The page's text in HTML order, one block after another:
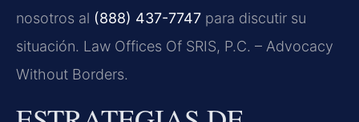
nosotros al (888) 437-7747 para discutir su
situación. Law Offices Of SRIS, P.C. – Advocacy
Without Borders.